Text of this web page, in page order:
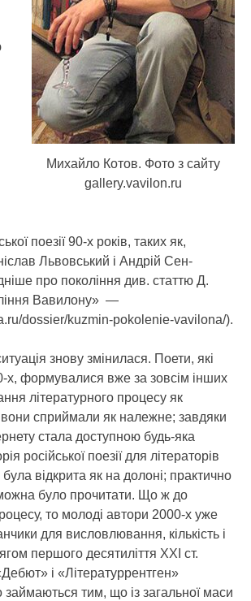
Михайло Котов. Фото з сайту
gallery.vavilon.ru
поезії 90-х років, таких як,
Львовський і Андрій Сен-
про покоління див. статтю Д.
Вавилону» —
dossier/kuzmin-pokolenie-vavilona/).
знову змінилася. Поети, які
х, формувалися вже за зовсім інших
літературного процесу як
сприймали як належне; завдяки
стала доступною будь-яка
російської поезії для літераторів
відкрита як на долоні; практично
можна було прочитати. Що ж до
то молоді автори 2000-х уже
для висловлювання, кількість і
першого десятиліття ХХІ ст.
і «Літературрентген»
тим, що із загальної маси